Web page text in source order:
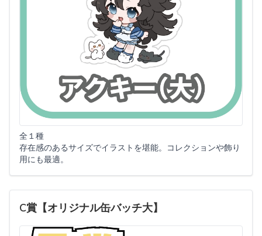
全１種
存在感のあるサイズでイラストを堪能。コレクションや飾り
用にも最適。
C賞【オリジナル缶バッチ大】